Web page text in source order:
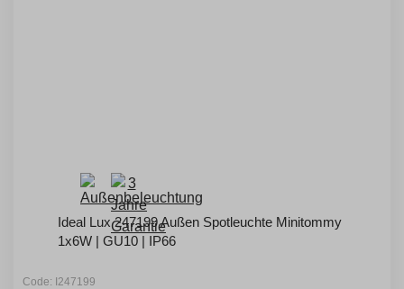
Ideal Lux 247199 Außen Spotleuchte Minitommy
1x6W | GU10 | IP66
Code: I247199